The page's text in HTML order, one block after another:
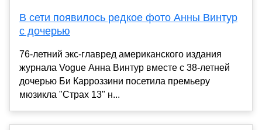
В сети появилось редкое фото Анны Винтур
с дочерью
76-летний экс-главред американского издания
журнала Vogue Анна Винтур вместе с 38-летней
дочерью Би Карроззини посетила премьеру
мюзикла "Страх 13" н...